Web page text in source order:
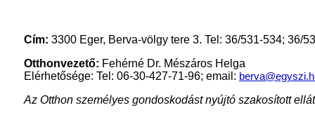
Cím: 3300 Eger, Berva-völgy tere 3. Tel: 36/531-534; 36/
Otthonvezető: Fehérné Dr. Mészáros Helga
Elérhetősége: Tel: 06-30-427-71-96; email:
Az Otthon személyes gondoskodást nyújtó szakosított